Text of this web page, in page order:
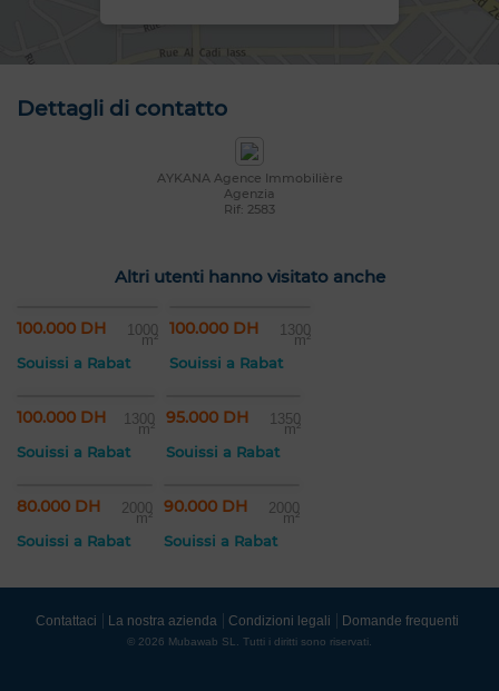
Dettagli di contatto
AYKANA Agence Immobilière
Agenzia
Rif: 2583
Altri utenti hanno visitato anche
100.000 DH 1000
m²
Souissi a Rabat
100.000 DH 1300
m²
Souissi a Rabat
100.000 DH 1300
m²
Souissi a Rabat
95.000 DH 1350
m²
Souissi a Rabat
80.000 DH 2000
m²
Souissi a Rabat
90.000 DH 2000
m²
Souissi a Rabat
Contattaci La nostra azienda Condizioni legali Domande frequenti
© 2026 Mubawab SL. Tutti i diritti sono riservati.